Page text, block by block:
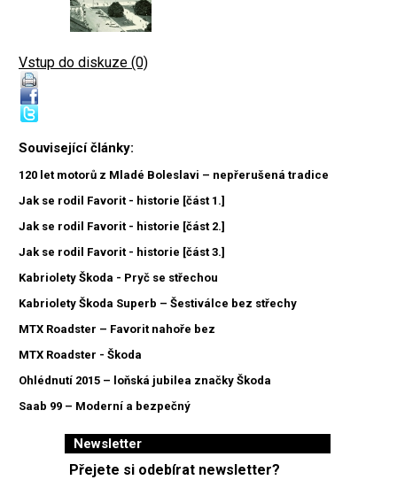
Vstup do diskuze (0)
Související články:
120 let motorů z Mladé Boleslavi – nepřerušená tradice
Jak se rodil Favorit - historie [část 1.]
Jak se rodil Favorit - historie [část 2.]
Jak se rodil Favorit - historie [část 3.]
Kabriolety Škoda - Pryč se střechou
Kabriolety Škoda Superb – Šestiválce bez střechy
MTX Roadster – Favorit nahoře bez
MTX Roadster - Škoda
Ohlédnutí 2015 – loňská jubilea značky Škoda
Saab 99 – Moderní a bezpečný
Newsletter
Přejete si odebírat newsletter?